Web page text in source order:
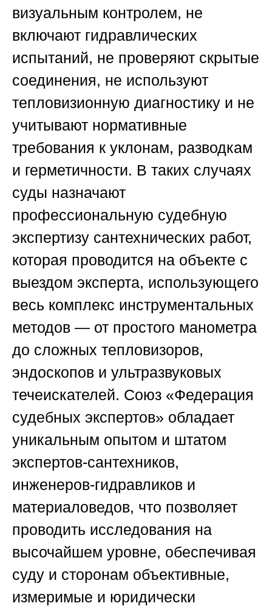
визуальным контролем, не
включают гидравлических
испытаний, не проверяют скрытые
соединения, не используют
тепловизионную диагностику и не
учитывают нормативные
требования к уклонам, разводкам
и герметичности. В таких случаях
суды назначают
профессиональную судебную
экспертизу сантехнических работ,
которая проводится на объекте с
выездом эксперта, использующего
весь комплекс инструментальных
методов — от простого манометра
до сложных тепловизоров,
эндоскопов и ультразвуковых
течеискателей. Союз «Федерация
судебных экспертов» обладает
уникальным опытом и штатом
экспертов-сантехников,
инженеров-гидравликов и
материаловедов, что позволяет
проводить исследования на
высочайшем уровне, обеспечивая
суду и сторонам объективные,
измеримые и юридически